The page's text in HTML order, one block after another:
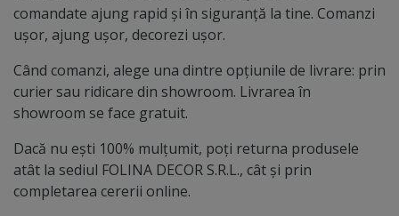
comandate ajung rapid și în siguranță la tine. Comanzi
ușor, ajung ușor, decorezi ușor.
Când comanzi, alege una dintre opțiunile de livrare: prin
curier sau ridicare din showroom. Livrarea în
showroom se face gratuit.
Dacă nu ești 100% mulțumit, poți returna produsele
atât la sediul FOLINA DECOR S.R.L., cât și prin
completarea cererii online.